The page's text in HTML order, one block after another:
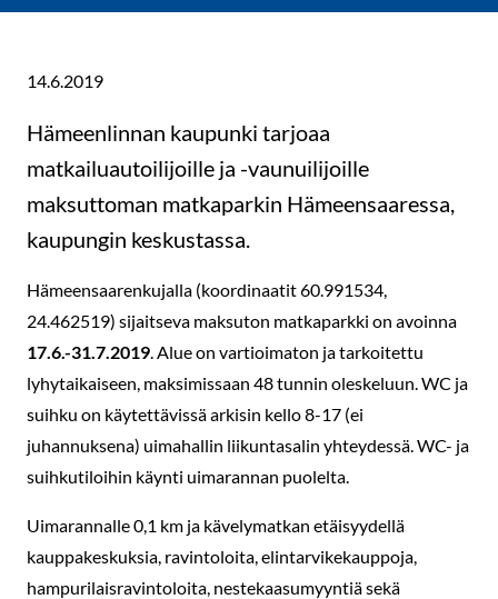
14.6.2019
Hämeenlinnan kaupunki tarjoaa
matkailuautoilijoille ja -vaunuilijoille
maksuttoman matkaparkin Hämeensaaressa,
kaupungin keskustassa.
Hämeensaarenkujalla (koordinaatit 60.991534,
24.462519) sijaitseva maksuton matkaparkki on avoinna
17.6.-31.7.2019. Alue on vartioimaton ja tarkoitettu
lyhytaikaiseen, maksimissaan 48 tunnin oleskeluun. WC ja
suihku on käytettävissä arkisin kello 8-17 (ei
juhannuksena) uimahallin liikuntasalin yhteydessä. WC- ja
suihkutiloihin käynti uimarannan puolelta.
Uimarannalle 0,1 km ja kävelymatkan etäisyydellä
kauppakeskuksia, ravintoloita, elintarvikekauppoja,
hampurilaisravintoloita, nestekaasumyyntiä sekä